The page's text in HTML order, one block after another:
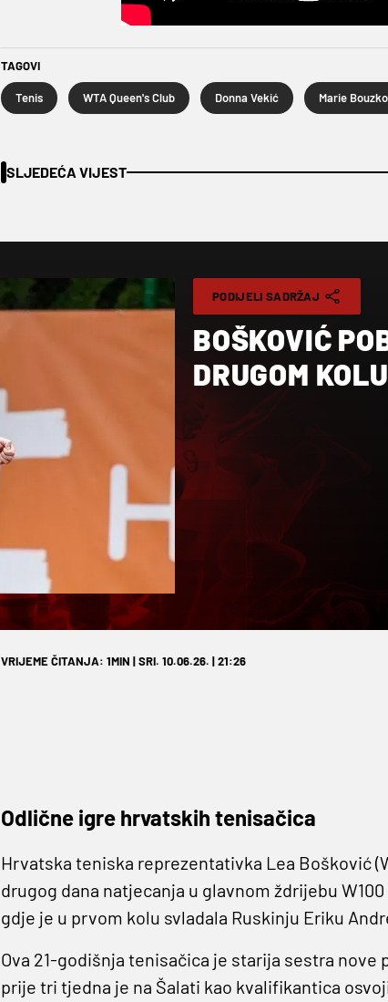
TAGOVI
Tenis WTA Queen's Club Donna Vekić Marie
SLJEDEĆA VIJEST
PODIJELI SADRŽAJ
BOŠKOVIĆ
DRUGOM
VRIJEME ČITANJA: 1MIN | SRI. 10.06.26. | 21:26
Odlične igre hrvatskih tenisačica
Hrvatska teniska reprezentativka Lea Bošković
drugog dana natjecanja u glavnom ždrijebu
gdje je u prvom kolu svladala Ruskinju Eriku
Ova 21-godišnja tenisačica je starija sestra nove
prije tri tjedna je na Šalati kao kvalifikantica